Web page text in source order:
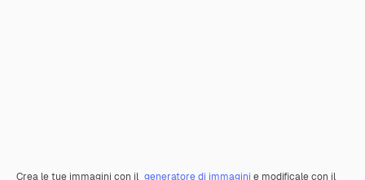
Crea le tue immagini con il generatore di immagini e modificale con il